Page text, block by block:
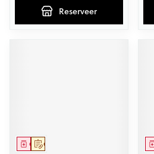
Reserveer
Op voorschrift
Geneesmiddel